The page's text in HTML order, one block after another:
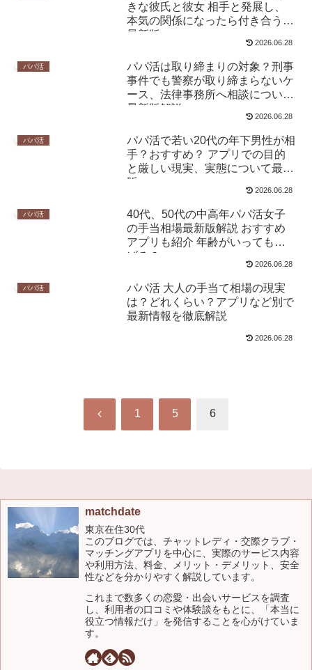
きな彼氏と彼女 相手と発展し、
本気の関係になったら付き合う？
最新版
2026.06.28
パパ活
パパ活は取り締まりの対象？刑事
事件でも警察が取り締まらないケ
ース、法律事務所へ相談について
最新版解説
2026.06.28
パパ活
パパ活で若い20代の年下男性が相
手？おすすめ？ アプリでの目的
と厳しい現実、実態について最新
版
2026.06.28
パパ活
40代、50代の中高年パパ活女子
の手当相場最新版解説 おすすめ
アプリも紹介 年齢がいっても稼
げる？
2026.06.28
パパ活
パパ活 大人の手当て相場の現実
は？どれくらい？アプリなど別で
最新情報を徹底解説
2026.06.28
前 1 5 6
matchdate
東京在住30代
このブログでは、チャットレディ・交際クラブ・
マッチングアプリを中心に、実際のサービス内容
や利用方法、料金、メリット・デメリット、安全
性などを分かりやすく解説しています。
これまで数多くの恋愛・出会いサービスを調査
し、利用者の口コミや体験談をもとに、「本当に
役立つ情報だけ」を発信することを心がけていま
す。